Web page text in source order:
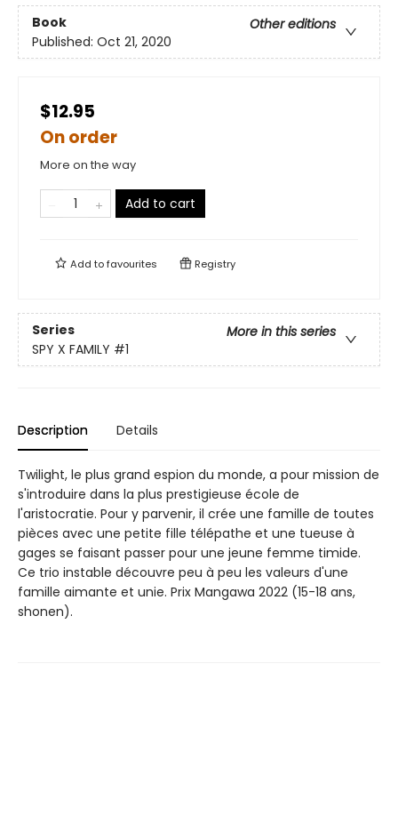
Book
Other editions
Published: Oct 21, 2020
$12.95
On order
More on the way
Add to cart
Add tofavourites Registry
Series
More in this series
SPY X FAMILY #1
Description Details
Twilight, le plus grand espion du monde, a pour mission de
s'introduire dans la plus prestigieuse école de
l'aristocratie. Pour y parvenir, il crée une famille de toutes
pièces avec une petite fille télépathe et une tueuse à
gages se faisant passer pour une jeune femme timide.
Ce trio instable découvre peu à peu les valeurs d'une
famille aimante et unie. Prix Mangawa 2022 (15-18 ans,
shonen).